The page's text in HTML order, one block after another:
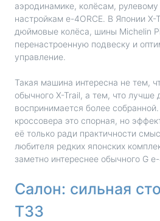
аэродинамике, колёсам,
настройкам e-4ORCE. В Японии
дюймовые колёса, шины Michelin
перенастроенную подвеску и
управление.
Такая машина интересна не тем,
обычного X-Trail, а тем, что лучше
воспринимается более
кроссовера это спорная, но
её только ради практичности
любителя редких японских
заметно интереснее обычного G e-
Салон: сильная
T33